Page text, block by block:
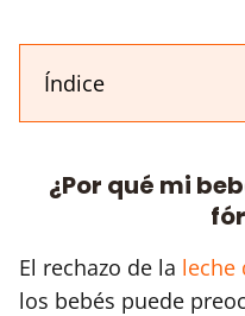
Índice
¿Por qué mi
El rechazo de la leche
los bebés puede